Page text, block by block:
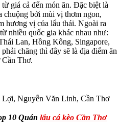
giá cả đến món ăn. Đặc biệt là
chuộng bởi mùi vị thơm ngon,
hương vị của lẩu thái. Ngoài ra
nhiều quốc gia khác nhau như:
Lan, Hồng Kông, Singapore,
chăng thì đây sẽ là địa điểm ăn
Thơ.
Nguyễn Văn Linh, Cần Thơ
10 Quán lẩu cá kèo Cần Thơ